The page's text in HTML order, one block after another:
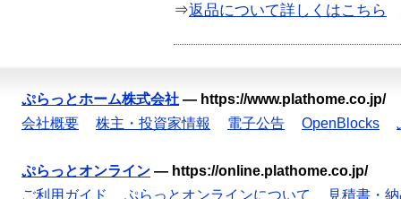
⇒返品について詳しくはこちら
ぷらっとホーム株式会社 — https://www.plathome.co.jp/
会社概要
株主・投資家情報 電子公告 OpenBlocks
ぷらっとオンライン — https://online.plathome.co.jp/
ご利用ガイド
ぷらっとオンラインについて 見積書・